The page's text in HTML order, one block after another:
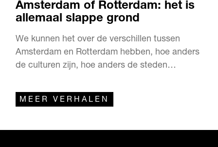
Amsterdam of Rotterdam: het is
allemaal slappe grond
We kunnen het over de verschillen tussen
Amsterdam en Rotterdam hebben, hoe anders
de culturen zijn, hoe anders de steden
vanbinnen zit. Uiterlijk is slechts een huidlaag
diep. Of in dit geval enkele grondlagen. Ga je
elkaar lijken. In Amst…
MEER VERHALEN